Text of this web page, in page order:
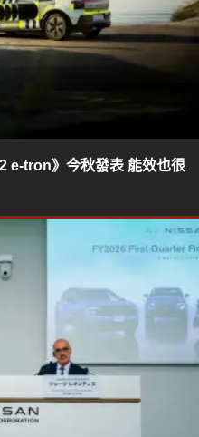
e-tron》今秋發表 能效也很